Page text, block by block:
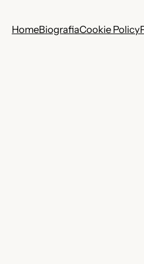
HomeBiografiaCookie Policy